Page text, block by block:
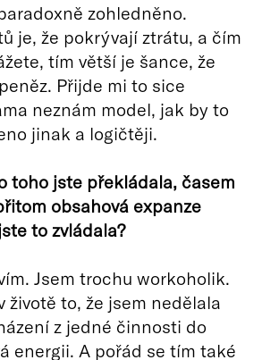
zohledněno.
je, že pokrývají ztrátu, a čím
tím větší je šance, že
Přijde mi to sice
neznám model, jak by to
jinak a logičtěji.
toho jste překládala, časem
obsahová expanze
to zvládala?
Jsem trochu workoholik.
životě to, že jsem nedělala
z jedné činnosti do
energii. A pořád se tím také